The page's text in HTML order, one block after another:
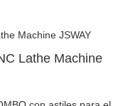
Lathe Machine